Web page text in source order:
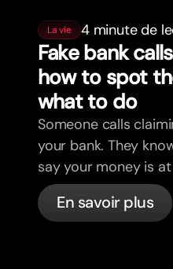
La vie 4 minute de
Fake bank
how to spot
what to do
Someone calls
your bank. They
say your money is
actually happening,
En savoir plus